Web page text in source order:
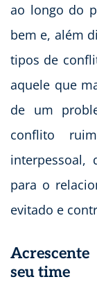
ao longo do
bem e, além
tipos de
aquele que
de um
conflito
interpessoal,
para o
evitado e
seu time